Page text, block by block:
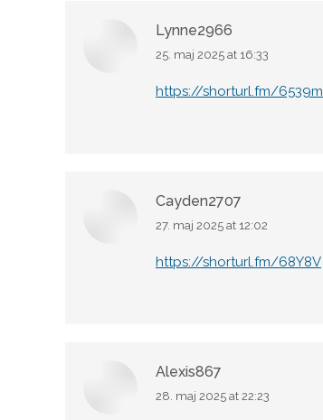
Lynne2966
says:
25. maj 2025 at 16:33
https://shorturl.fm/6539m
Cayden2707
says:
27. maj 2025 at 12:02
https://shorturl.fm/68Y8V
Alexis867
says:
28. maj 2025 at 22:23